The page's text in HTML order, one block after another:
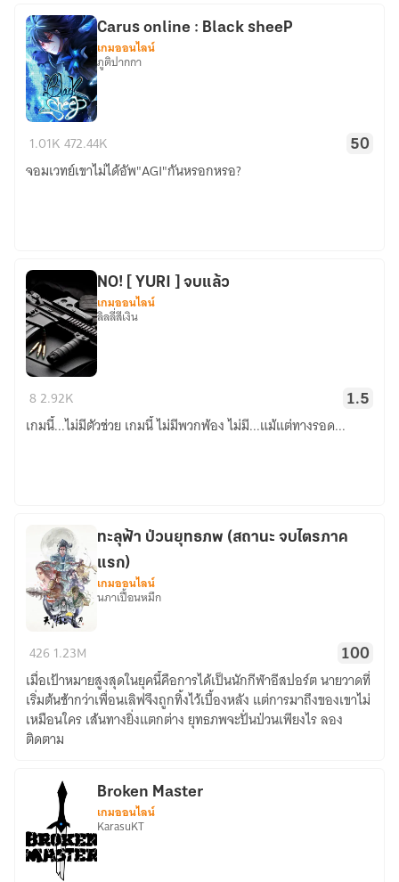
ราชา
ปีศาจ
online
:
Carus online : Black sheeP
เกมออนไลน์
ภูติปากกา
1.01K472.44K 50
จอมเวทย์เขาไม่ได้อัพ"AGI"กันหรอกหรอ?
YURI
NO! [ YURI ] จบแล้ว
เกมออนไลน์
ลิลลี่สีเงิน
8 2.92K 1.5
เกมนี้...ไม่มีตัวช่วย เกมนี้ ไม่มีพวกพ้อง ไม่มี...แม้แต่ทางรอด...
ฟ้า
ป่วน
ยุทธ
ภพ
(สถานะ
แรก)
ทะลุฟ้า ป่วนยุทธภพ (สถานะ จบไตรภาค
แรก)
เกมออนไลน์
นภาเปื้อนหมึก
426 1.23M 100
เมื่อเป้าหมายสูงสุดในยุคนี้คือการได้เป็นนักกีฬาอีสปอร์ต นายวาดที่
เริ่มต้นช้ากว่าเพื่อนเลิฟจึงถูกทิ้งไว้เบื้องหลัง แต่การมาถึงของเขาไม่
เหมือนใคร เส้นทางยิ่งแตกต่าง ยุทธภพจะปั่นป่วนเพียงไร ลอง
ติดตาม
Broken Master
เกมออนไลน์
KarasuKT